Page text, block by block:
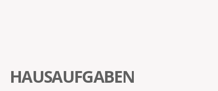
HAUSAUFGABEN